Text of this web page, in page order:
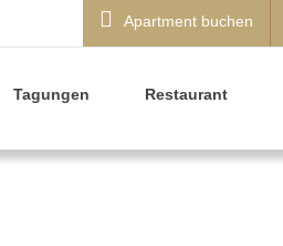
Apartment buchen
Tagungen Restaurant